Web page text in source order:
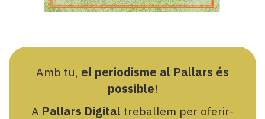
Amb tu, el periodisme al Pallars és
possible!
A Pallars Digital treballem per oferir-